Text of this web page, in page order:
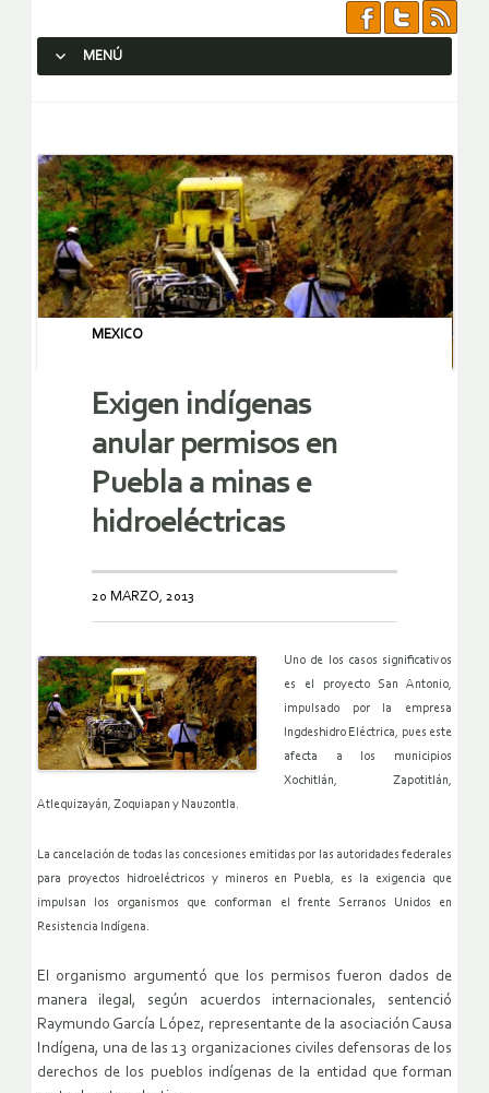
MENÚ
MEXICO
Exigen indígenas
anular permisos en
Puebla a minas e
hidroeléctricas
20 MARZO, 2013
Uno de los casos significativos
es el proyecto San Antonio,
impulsado por la empresa
Ingdeshidro Eléctrica, pues este
afecta a los municipios
Xochitlán, Zapotitlán,
Atlequizayán, Zoquiapan y Nauzontla.
La cancelación de todas las concesiones emitidas por las autoridades federales
para proyectos hidroeléctricos y mineros en Puebla, es la exigencia que
impulsan los organismos que conforman el frente Serranos Unidos en
Resistencia Indígena.
El organismo argumentó que los permisos fueron dados de
manera ilegal, según acuerdos internacionales, sentenció
Raymundo García López, representante de la asociación Causa
Indígena, una de las 13 organizaciones civiles defensoras de los
derechos de los pueblos indígenas de la entidad que forman